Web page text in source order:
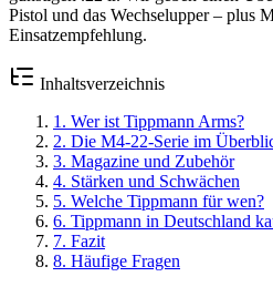
Pistol und das Wechselupper – plus
Einsatzempfehlung.
Inhaltsverzeichnis
1 . Wer ist Tippmann Arms?
2. Die M4-22-Serie im
3. Magazine und Zubehör
4. Stärken und Schwächen
5. Welche Tippmann für wen?
6. Tippmann in Deutschland
7. Fazit
8. Häufige Fragen